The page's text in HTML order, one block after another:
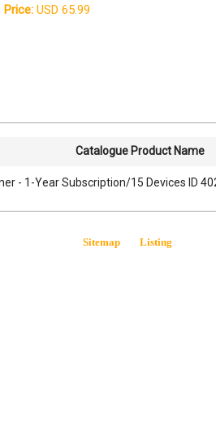
Price: USD 65.99
Catalogue Product Name
- 1-Year Subscription/15 Devices ID
Sitemap Listing